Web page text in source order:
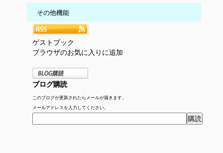
その他機能
ゲストブック
ブラウザのお気に入りに追加
ブログ購読
このブログが更新されたらメールが届きます。
メールアドレスを入力してください。